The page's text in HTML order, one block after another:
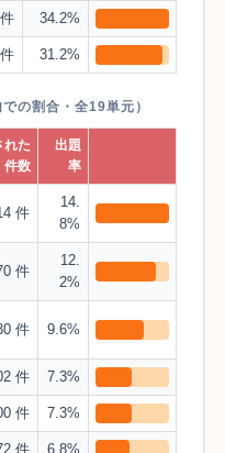
34.2%
31.2%
での割合・全19単元）
れた
件数
出題
率
件
14.
8%
件
12.
2%
件 9.6%
件 7.3%
件 7.3%
件 6.8%